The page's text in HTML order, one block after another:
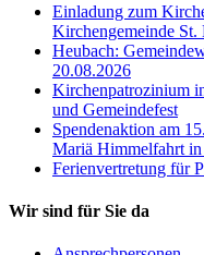
Einladung zum
Kirchengemeinde St.
Heubach:
20.08.2026
Kirchenpatrozinium
und Gemeindefest
Spendenaktion am
Mariä Himmelfahrt in
Ferienvertretung für
Wir sind für Sie da